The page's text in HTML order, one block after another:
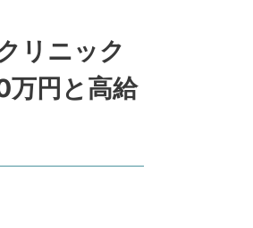
リニック
万円と高給